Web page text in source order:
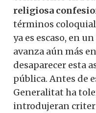
religiosa
términos
ya es escaso, en
avanza aún más
desaparecer esta
pública. Antes de
Generalitat ha
introdujeran